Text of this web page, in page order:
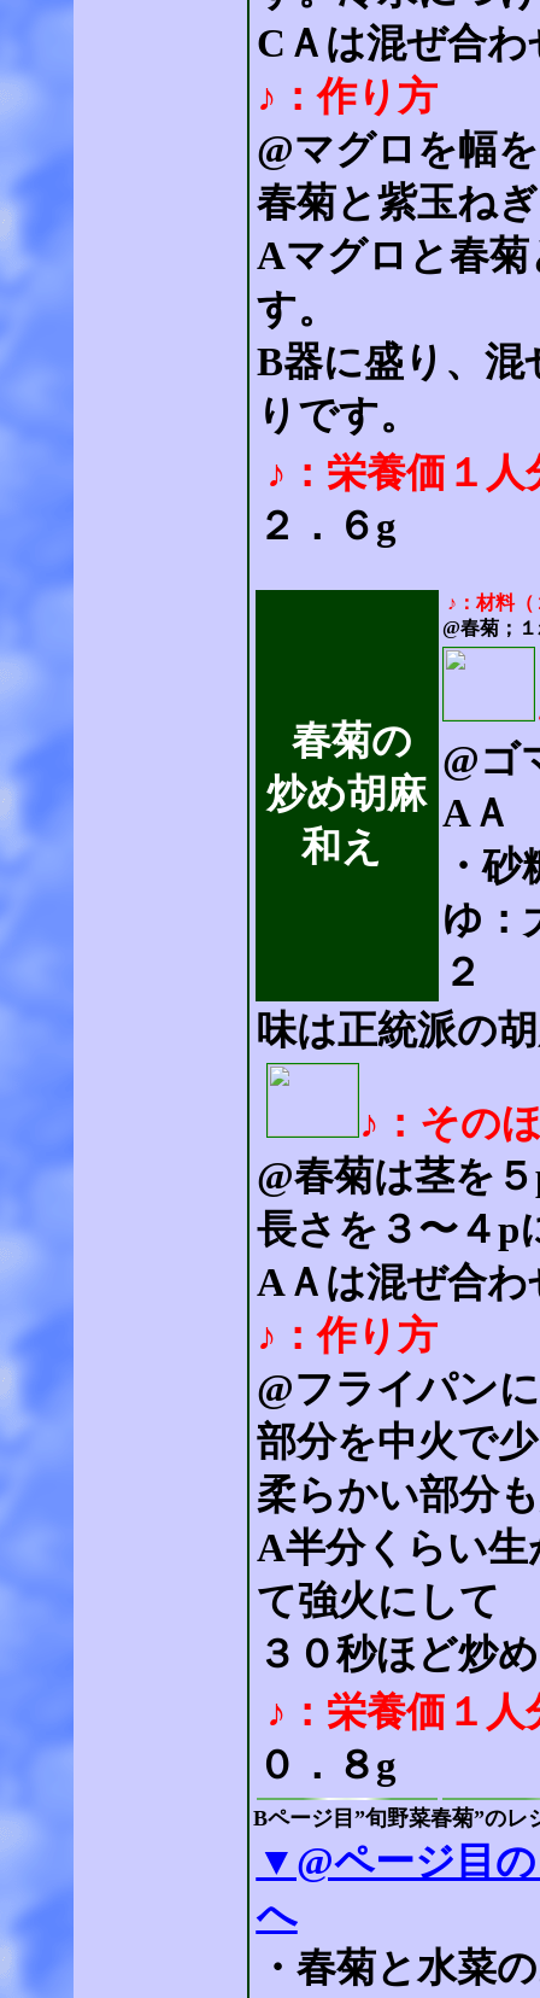
CＡは混ぜ合
♪：作り方
@マグロを幅
春菊と紫玉ね
Aマグロと春
す。
B器に盛り、
りです。
♪：栄養価１人
２．６g
春菊の
炒め胡麻
和え
♪：材料（
@春菊；
@ゴ
AＡ
・
ゆ：
２
味は正統派の
♪：その
@春菊は茎を
長さを３〜４p
AＡは混ぜ合
♪：作り方
@フライパン
部分を中火で
柔らかい部分
A半分くらい
て強火にして
３０秒ほど炒
♪：栄養価１人
０．８g
Bページ目”旬野菜春菊”のレ
▼@ページ目
へ
・春菊と水菜